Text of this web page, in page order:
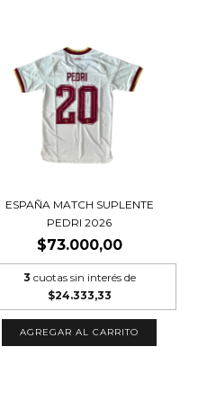
ESPAÑA MATCH SUPLENTE
PEDRI 2026
$73.000,00
3 cuotas sin interés de
$24.333,33
AGREGAR AL CARRITO